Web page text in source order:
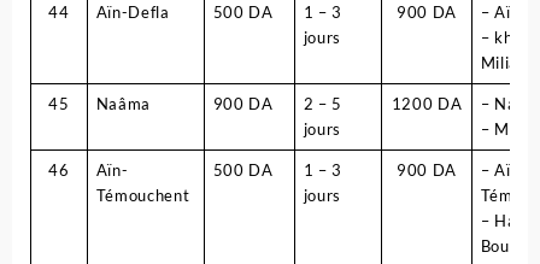
44 Aïn-Defla 500 DA
1 – 3
jours
900 DA
– Aïn-
–
Miliana
45 Naâma 900 DA
2 – 5
jours
1200 DA
–
–
46
Aïn-
Témouchent
500 DA
1 – 3
jours
900 DA
– Aïn-
–